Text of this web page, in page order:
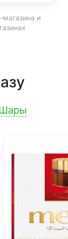
магазина и